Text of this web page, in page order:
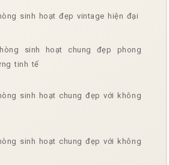
sinh hoạt đẹp vintage hiện đại
sinh hoạt chung đẹp phong
tinh tế
sinh hoạt chung đẹp với không
sinh hoạt chung đẹp với không